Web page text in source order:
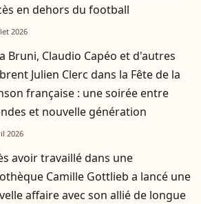
en dehors du football
2026
Bruni, Claudio Capéo et d'autres
Julien Clerc dans la Fête de la
française : une soirée entre
et nouvelle génération
2026
avoir travaillé dans une
Camille Gottlieb a lancé une
affaire avec son allié de longue